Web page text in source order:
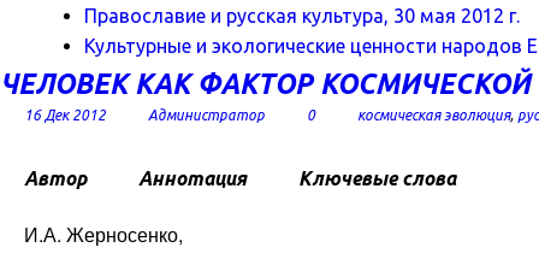
Православие и русская культура, 30 мая 2012 г.
Культурные и экологические ценности народов
ЧЕЛОВЕК КАК ФАКТОР
16 Дек 2012 Администратор 0 космическая эволюция,
Автор Аннотация Ключевые слова
И.А. Жерносенко,